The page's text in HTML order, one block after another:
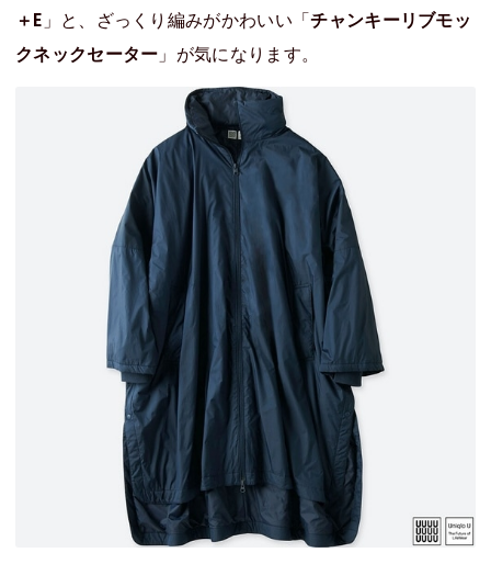
＋E」と、ざっくり編みがかわいい「チャンキーリブモッ
クネックセーター」が気になります。